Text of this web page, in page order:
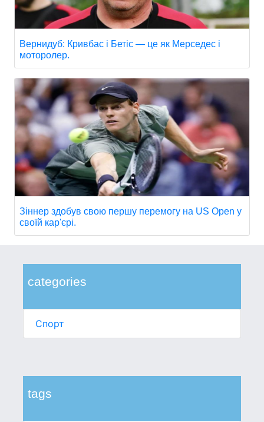
categories
Спорт
tags
Вернидуб: Кривбас і Бетіс — це як Мерседес і
моторолер.
Зіннер здобув свою першу перемогу на US Open у
своїй кар'єрі.